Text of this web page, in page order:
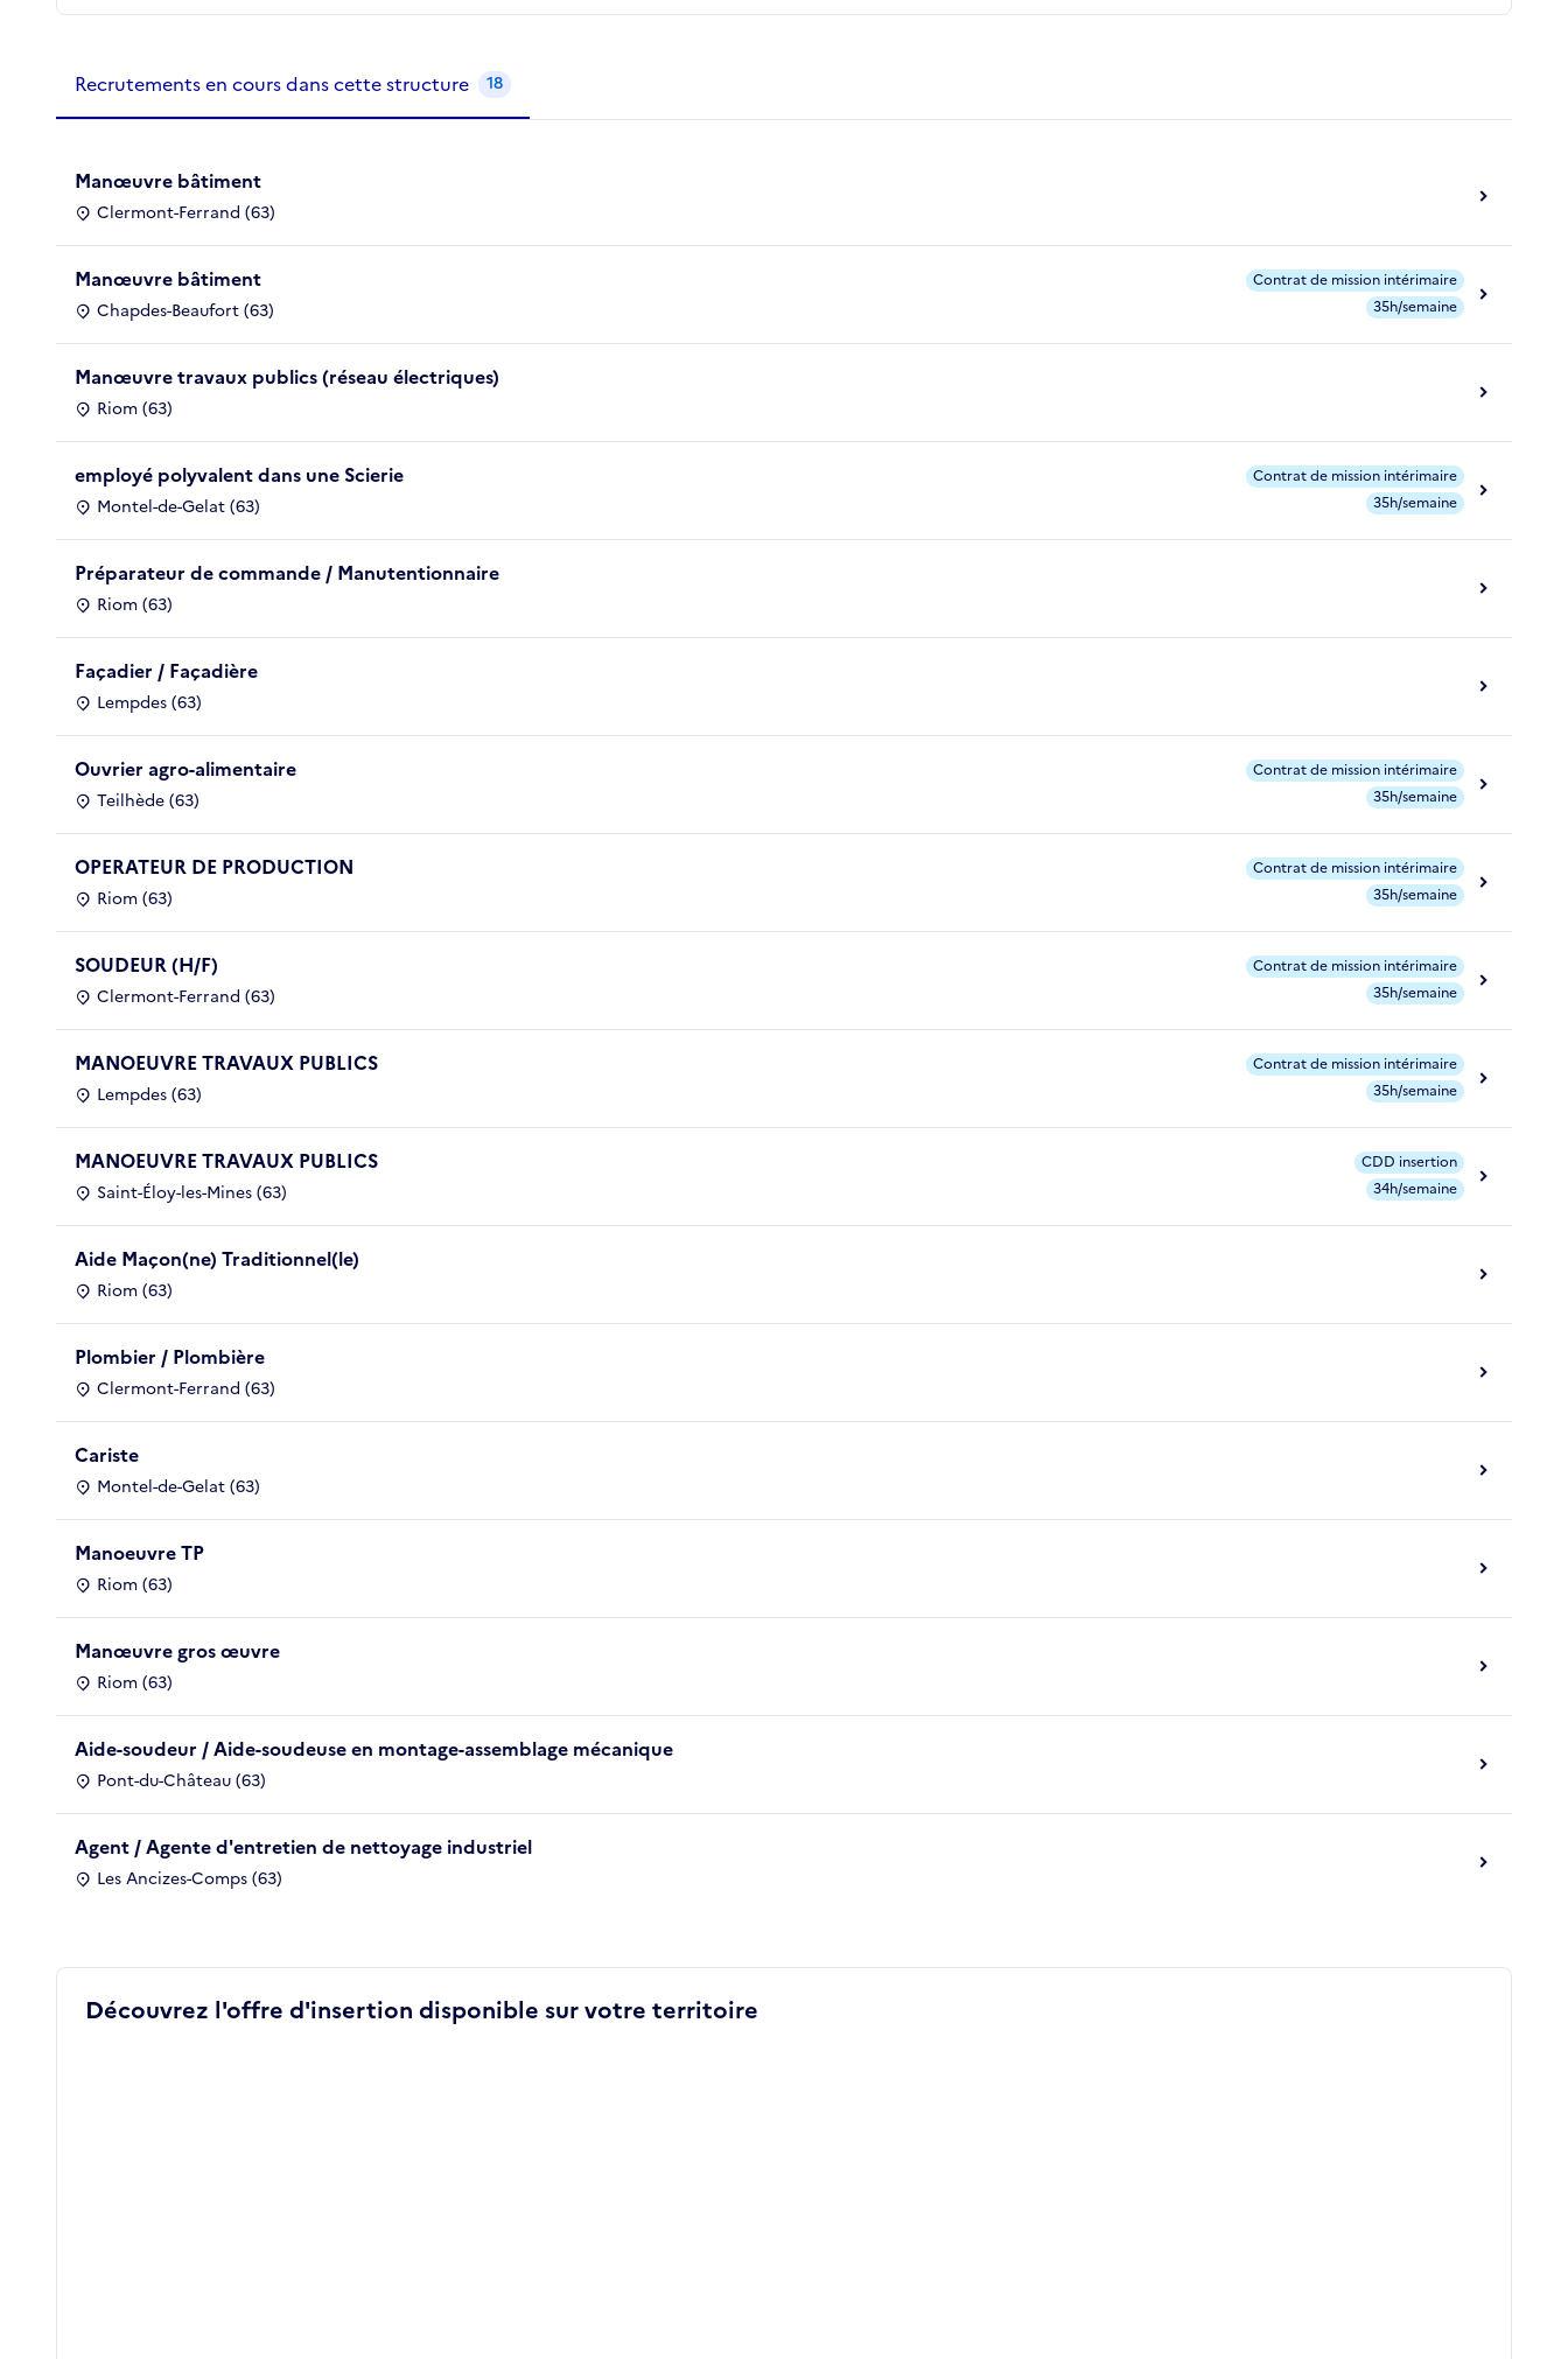
Recrutements de la structure
Recrutements en cours dans cette structure 18
Manœuvre bâtiment
Clermont-Ferrand (63)
Manœuvre bâtiment
Chapdes-Beaufort (63)
Contrat de mission intérimaire
35h/semaine
Manœuvre travaux publics (réseau électriques)
Riom (63)
employé polyvalent dans une Scierie
Montel-de-Gelat (63)
Contrat de mission intérimaire
35h/semaine
Préparateur de commande / Manutentionnaire
Riom (63)
Façadier / Façadière
Lempdes (63)
Ouvrier agro-alimentaire
Teilhède (63)
Contrat de mission intérimaire
35h/semaine
OPERATEUR DE PRODUCTION
Riom (63)
Contrat de mission intérimaire
35h/semaine
SOUDEUR (H/F)
Clermont-Ferrand (63)
Contrat de mission intérimaire
35h/semaine
MANOEUVRE TRAVAUX PUBLICS
Lempdes (63)
Contrat de mission intérimaire
35h/semaine
MANOEUVRE TRAVAUX PUBLICS
Saint-Éloy-les-Mines (63)
CDD insertion
34h/semaine
Aide Maçon(ne) Traditionnel(le)
Riom (63)
Plombier / Plombière
Clermont-Ferrand (63)
Cariste
Montel-de-Gelat (63)
Manoeuvre TP
Riom (63)
Manœuvre gros œuvre
Riom (63)
Aide-soudeur / Aide-soudeuse en montage-assemblage mécanique
Pont-du-Château (63)
Agent / Agente d'entretien de nettoyage industriel
Les Ancizes-Comps (63)
Découvrez l'offre d'insertion disponible sur votre territoire